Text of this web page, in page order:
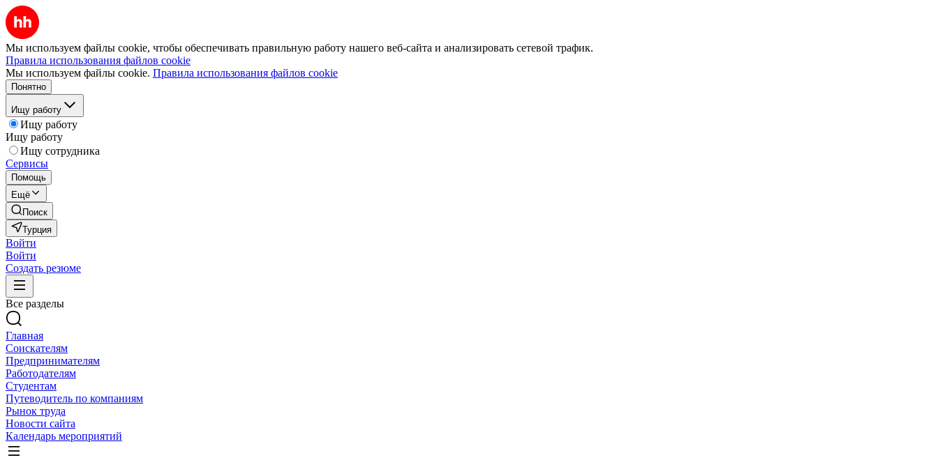
Мы используем файлы cookie, чтобы обеспечивать правильную работу нашего веб-сайта и анализировать сетевой трафик.
Правила использования файлов cookie
Мы используем файлы cookie. Правила использования файлов cookie
Понятно
Ищу работу
Ищу работу
Ищу работу
Ищу сотрудника
Сервисы
Помощь
Ещё
Поиск
Турция
Войти
Войти
Создать резюме
Все разделы
Главная
Соискателям
Предпринимателям
Работодателям
Студентам
Путеводитель по компаниям
Рынок труда
Новости сайта
Календарь мероприятий